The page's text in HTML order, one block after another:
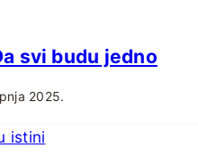
svi budu jedno
2025.